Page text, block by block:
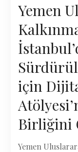
Yemen
için
Birliğini
Yemen